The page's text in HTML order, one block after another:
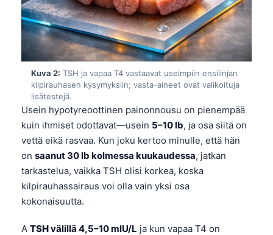
Kuva 2: TSH ja vapaa T4 vastaavat useimpiin ensilinjan
kilpirauhasen kysymyksiin; vasta-aineet ovat valikoituja
lisätestejä.
Usein hypotyreoottinen painonnousu on pienempää
kuin ihmiset odottavat—usein 5–10 lb, ja osa siitä on
vettä eikä rasvaa. Kun joku kertoo minulle, että hän
on saanut 30 lb kolmessa kuukaudessa, jatkan
tarkastelua, vaikka TSH olisi korkea, koska
kilpirauhassairaus voi olla vain yksi osa
kokonaisuutta.
A TSHvälillä 4,5–10 mIU/L ja kun vapaa T4 on